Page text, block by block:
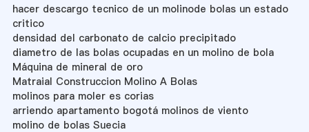
hacer descargo tecnico de un molinode bolas un estado
critico
densidad del carbonato de calcio precipitado
diametro de las bolas ocupadas en un molino de bola
Máquina de mineral de oro
Matraial Construccion Molino A Bolas
molinos para moler es corias
arriendo apartamento bogotá molinos de viento
molino de bolas Suecia